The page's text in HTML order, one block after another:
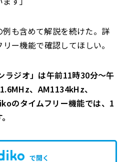
も含めて解説を続けた。詳
ー機能で確認してほしい。
ラジオ」は午前11時30分～午
、AM1134kHz、
のタイムフリー機能では、1
で開く